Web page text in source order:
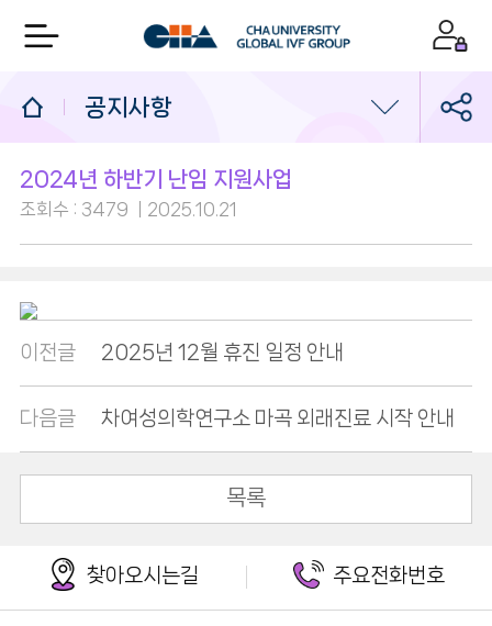
공지사항
공지사항
고객의소리
마곡차 소식
2024년 하반기 난임 지원사업
조회수 : 3479 2025.10.21
이전글 2025년 12월 휴진 일정 안내
다음글 차여성의학연구소 마곡 외래진료 시작 안내
목록
찾아오시는길 주요전화번호